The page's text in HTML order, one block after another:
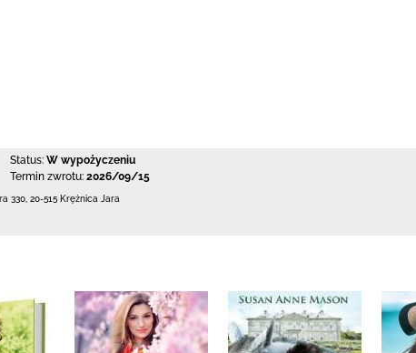
Status: W wypożyczeniu
Termin zwrotu: 2026/09/15
330 20-515 Krężnica Jara